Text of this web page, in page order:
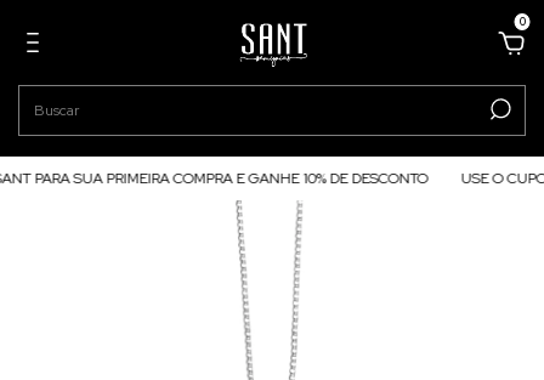
0
SUA PRIMEIRA COMPRA E GANHE 10% DE DESCONTO USE O CUPOM